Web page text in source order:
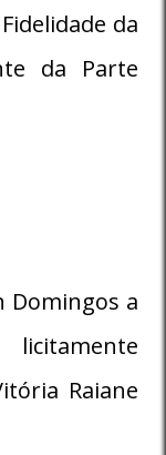
da
da Parte
Domingos a
Raiane